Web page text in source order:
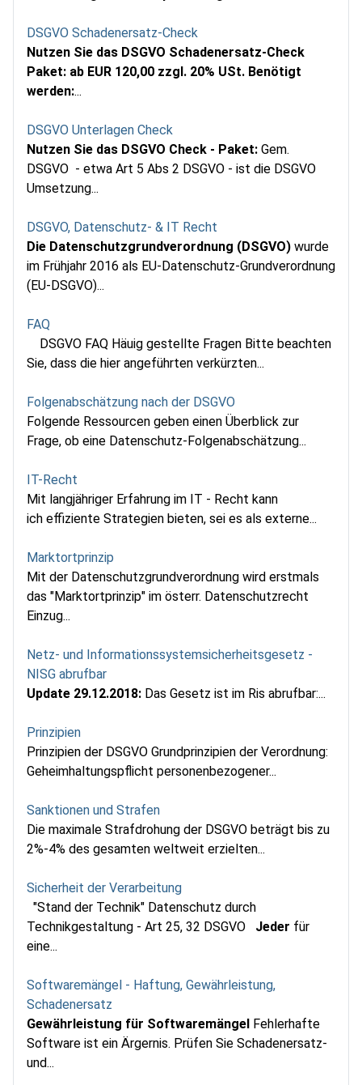
DSGVO Schadenersatz-Check
Nutzen Sie das DSGVO Schadenersatz-Check
Paket: ab EUR 120,00 zzgl. 20% USt. Benötigt
werden:...
DSGVO Unterlagen Check
Nutzen Sie das DSGVO Check - Paket: Gem.
DSGVO - etwa Art 5 Abs 2 DSGVO - ist die DSGVO
Umsetzung...
DSGVO, Datenschutz- & IT Recht
Die Datenschutzgrundverordnung (DSGVO) wurde
im Frühjahr 2016 als EU-Datenschutz-Grundverordnung
(EU-DSGVO)...
FAQ
DSGVO FAQ Häuig gestellte Fragen Bitte beachten
Sie, dass die hier angeführten verkürzten...
Folgenabschätzung nach der DSGVO
Folgende Ressourcen geben einen Überblick zur
Frage, ob eine Datenschutz-Folgenabschätzung...
IT-Recht
Mit langjähriger Erfahrung im IT - Recht kann
ich effiziente Strategien bieten, sei es als externe...
Marktortprinzip
Mit der Datenschutzgrundverordnung wird erstmals
das "Marktortprinzip" im österr. Datenschutzrecht
Einzug...
Netz- und Informationssystemsicherheitsgesetz -
NISG abrufbar
Update 29.12.2018: Das Gesetz ist im Ris abrufbar:...
Prinzipien
Prinzipien der DSGVO Grundprinzipien der Verordnung:
Geheimhaltungspflicht personenbezogener...
Sanktionen und Strafen
Die maximale Strafdrohung der DSGVO beträgt bis zu
2%-4% des gesamten weltweit erzielten...
Sicherheit der Verarbeitung
"Stand der Technik" Datenschutz durch
Technikgestaltung - Art 25, 32 DSGVO Jeder für
eine...
Softwaremängel - Haftung, Gewährleistung,
Schadenersatz
Gewährleistung für Softwaremängel Fehlerhafte
Software ist ein Ärgernis. Prüfen Sie Schadenersatz-
und...